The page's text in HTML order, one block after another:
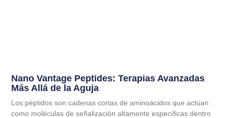
Nano Vantage Peptides: Terapias Avanzadas
Más Allá de la Aguja
Los péptidos son cadenas cortas de aminoácidos que actúan
como moléculas de señalización altamente específicas dentro